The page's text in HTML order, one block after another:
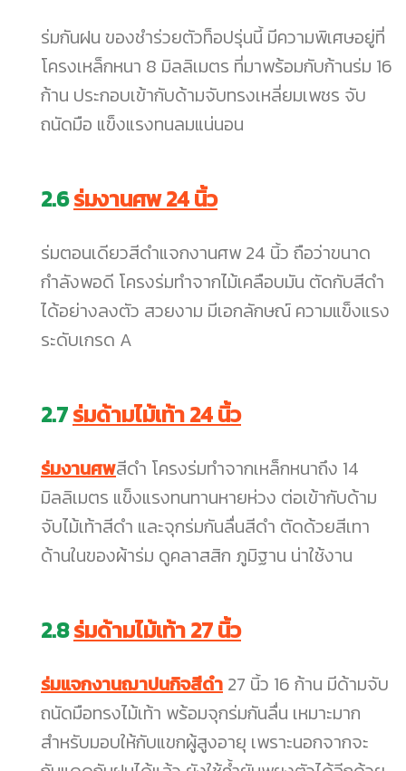
ร่มกันฝน ของชำร่วยตัวท็อปรุ่นนี้ มีความพิเศษอยู่ที่
โครงเหล็กหนา 8 มิลลิเมตร ที่มาพร้อมกับก้านร่ม 16
ก้าน ประกอบเข้ากับด้ามจับทรงเหลี่ยมเพชร จับ
ถนัดมือ แข็งแรงทนลมแน่นอน
2.6ร่มงานศพ 24 นิ้ว
ร่มตอนเดียวสีดำแจกงานศพ 24 นิ้ว ถือว่าขนาด
กำลังพอดี โครงร่มทำจากไม้เคลือบมัน ตัดกับสีดำ
ได้อย่างลงตัว สวยงาม มีเอกลักษณ์ ความแข็งแรง
ระดับเกรด A
2.7ร่มด้ามไม้เท้า 24 นิ้ว
ร่มงานศพสีดำ โครงร่มทำจากเหล็กหนาถึง 14
มิลลิเมตร แข็งแรงทนทานหายห่วง ต่อเข้ากับด้าม
จับไม้เท้าสีดำ และจุกร่มกันลื่นสีดำ ตัดด้วยสีเทา
ด้านในของผ้าร่ม ดูคลาสสิก ภูมิฐาน น่าใช้งาน
2.8ร่มด้ามไม้เท้า 27 นิ้ว
ร่มแจกงานฌาปนกิจสีดำ 27 นิ้ว 16 ก้าน มีด้ามจับ
ถนัดมือทรงไม้เท้า พร้อมจุกร่มกันลื่น เหมาะมาก
สำหรับมอบให้กับแขกผู้สูงอายุ เพราะนอกจากจะ